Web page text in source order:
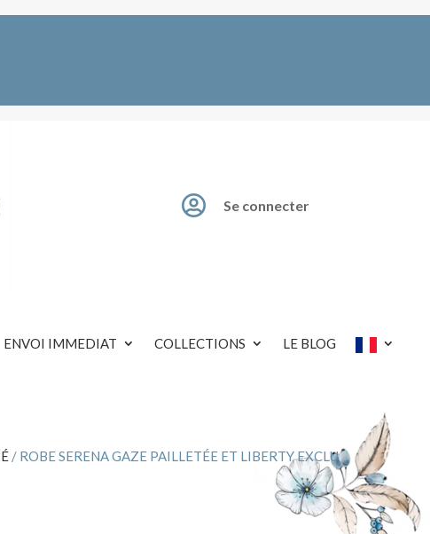
 Se connecter
ENVOI IMMEDIAT COLLECTIONS LE BLOG
/ ROBE SERENA GAZE PAILLETÉE ET LIBERTY EXCLU